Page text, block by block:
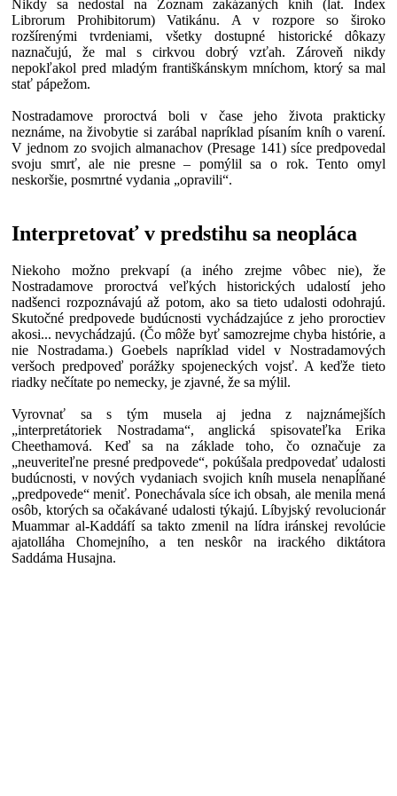
Nikdy sa nedostal na Zoznam zakázaných kníh (lat. Index
Librorum Prohibitorum) Vatikánu. A v rozpore so široko
rozšírenými tvrdeniami, všetky dostupné historické dôkazy
naznačujú, že mal s cirkvou dobrý vzťah. Zároveň nikdy
nepokľakol pred mladým františkánskym mníchom, ktorý sa mal
stať pápežom.
Nostradamove proroctvá boli v čase jeho života prakticky
neznáme, na živobytie si zarábal napríklad písaním kníh o varení.
V jednom zo svojich almanachov (Presage 141) síce predpovedal
svoju smrť, ale nie presne – pomýlil sa o rok. Tento omyl
neskoršie, posmrtné vydania „opravili“.
Interpretovať v predstihu sa neopláca
Niekoho možno prekvapí (a iného zrejme vôbec nie), že
Nostradamove proroctvá veľkých historických udalostí jeho
nadšenci rozpoznávajú až potom, ako sa tieto udalosti odohrajú.
Skutočné predpovede budúcnosti vychádzajúce z jeho proroctiev
akosi... nevychádzajú. (Čo môže byť samozrejme chyba histórie, a
nie Nostradama.) Goebels napríklad videl v Nostradamových
veršoch predpoveď porážky spojeneckých vojsť. A keďže tieto
riadky nečítate po nemecky, je zjavné, že sa mýlil.
Vyrovnať sa s tým musela aj jedna z najznámejších
„interpretátoriek Nostradama“, anglická spisovateľka Erika
Cheethamová. Keď sa na základe toho, čo označuje za
„neuveriteľne presné predpovede“, pokúšala predpovedať udalosti
budúcnosti, v nových vydaniach svojich kníh musela nenapĺňané
„predpovede“ meniť. Ponechávala síce ich obsah, ale menila mená
osôb, ktorých sa očakávané udalosti týkajú. Líbyjský revolucionár
Muammar al-Kaddáfí sa takto zmenil na lídra iránskej revolúcie
ajatolláha Chomejního, a ten neskôr na irackého diktátora
Saddáma Husajna.